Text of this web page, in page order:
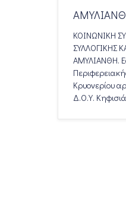
ΚΟΙΝΩΝΙΚΗ
ΣΥΛΛΟΓΙΚΗΣ
ΑΜΥΛΙΑΝΘΗ.
Κρυονερίου
Δ.Ο.Υ.